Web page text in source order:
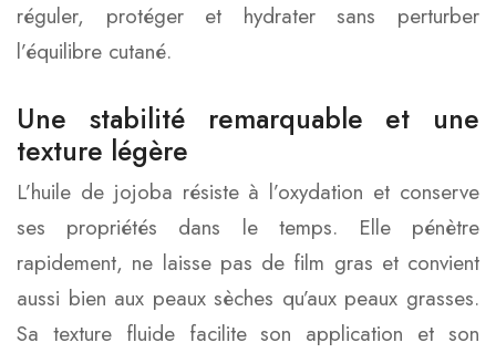
réguler, protéger et hydrater sans perturber
l’équilibre cutané.
Une stabilité remarquable et une
texture légère
L’huile de jojoba résiste à l’oxydation et conserve
ses propriétés dans le temps. Elle pénètre
rapidement, ne laisse pas de film gras et convient
aussi bien aux peaux sèches qu’aux peaux grasses.
Sa texture fluide facilite son application et son